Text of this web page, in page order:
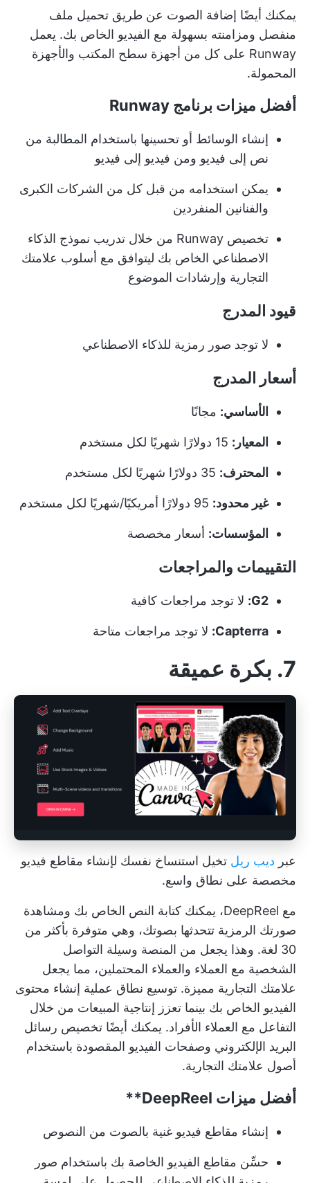
يمكنك أيضًا إضافة الصوت عن طريق تحميل ملف
منفصل ومزامنته بسهولة مع الفيديو الخاص بك. يعمل
Runway على كل من أجهزة سطح المكتب والأجهزة
المحمولة.
أفضل ميزات برنامج Runway
إنشاء الوسائط أو تحسينها باستخدام المطالبة من
نص إلى فيديو ومن فيديو إلى فيديو
يمكن استخدامه من قبل كل من الشركات الكبرى
والفنانين المنفردين
تخصيص Runway من خلال تدريب نموذج الذكاء
الاصطناعي الخاص بك ليتوافق مع أسلوب علامتك
التجارية وإرشادات الموضوع
قيود المدرج
لا توجد صور رمزية للذكاء الاصطناعي
أسعار المدرج
الأساسي: مجانًا
المعيار:
المحترف:
غير محدود:
المؤسسات: أسعار مخصصة
التقييمات والمراجعات
G2: لا توجد مراجعات كافية
Capterra: لا توجد مراجعات متاحة
7. بكرة عميقة
عبر ديب ريل تخيل استنساخ نفسك لإنشاء مقاطع فيديو
مخصصة على نطاق واسع.
مع DeepReel، يمكنك كتابة النص الخاص بك ومشاهدة
صورتك الرمزية تتحدثها بصوتك، وهي متوفرة بأكثر من
30 لغة. وهذا يجعل من المنصة وسيلة التواصل
الشخصية مع العملاء والعملاء المحتملين، مما يجعل
علامتك التجارية مميزة. توسيع نطاق عملية إنشاء محتوى
الفيديو الخاص بك بينما تعزز إنتاجية المبيعات من خلال
التفاعل مع العملاء الأفراد. يمكنك أيضًا تخصيص رسائل
البريد الإلكتروني وصفحات الفيديو المقصودة باستخدام
أصول علامتك التجارية.
أفضل ميزات DeepReel**
إنشاء مقاطع فيديو غنية بالصوت من النصوص
حسِّن مقاطع الفيديو الخاصة بك باستخدام صور